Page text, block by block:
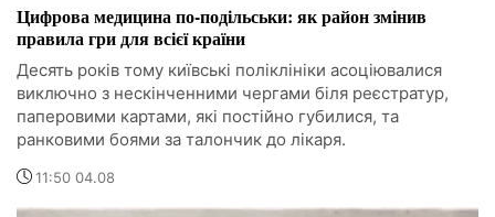
Цифрова медицина по-подільськи: як район змінив
правила гри для всієї країни
Десять років тому київські поліклініки асоціювалися
виключно з нескінченними чергами біля реєстратур,
паперовими картами, які постійно губилися, та
ранковими боями за талончик до лікаря.
11:50 04.08